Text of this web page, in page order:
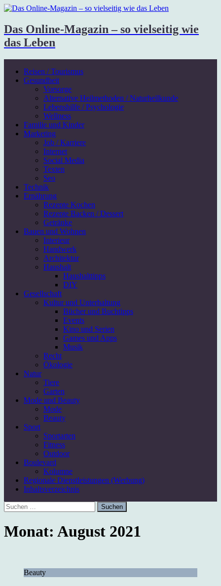
Das Online-Magazin – so vielseitig wie
das Leben
Reisen / Tourismus
Gesundheit
Vorsorge
Alternative Heilmethoden / Naturheilkunde
Lebenshilfe / Psychologie
Wellness
Familie und Kinder
Marketing
Job / Karriere
Internet
Social Media
Texten
Seo
Technik
Ernährung
Rezepte Kochen
Rezepte Backen / Dessert
Getränke
Bauen und Wohnen
Interieur
Handwerk
Architektur
Haushalt
Haushalttipps
DIY
Gesellschaft
Kultur und Unterhaltung
Bücher und Buchtipps
Events
Kino und Serien
Games und Apps
Musik
Recht
Ökologie
Natur
Tiere
Garten
Mode und Beauty
Mode
Beauty
Sport
Sportarten
Fitness
Outdoor
Boulevard
Kolumne
Regionale Dienstleistungen (Werbung)
Inhaltsverzeichnis
Suchen
nach:
Monat: August 2021
Beauty